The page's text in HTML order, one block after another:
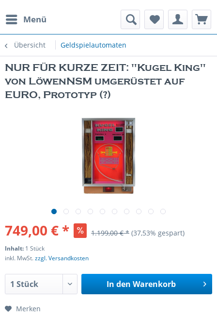
Menü
Übersicht Geldspielautomaten
Spielautomaten
NUR FÜR KURZE ZEIT: "Kugel King"
von LöwenNSM umgerüstet auf
EURO, Prototyp (?)
749,00 € * 1.199,00 € * (37,53% gespart)
Inhalt: 1 Stück
inkl. MwSt.zzgl. Versandkosten
In den Warenkorb
Merken